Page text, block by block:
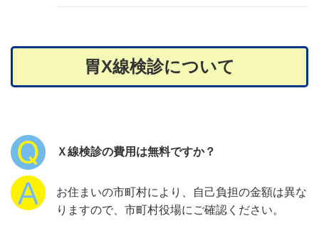
胃X線検診について
Ｘ線検診の費用は無料ですか？
お住まいの市町村により、自己負担の金額は異な
りますので、市町村役場にご確認ください。